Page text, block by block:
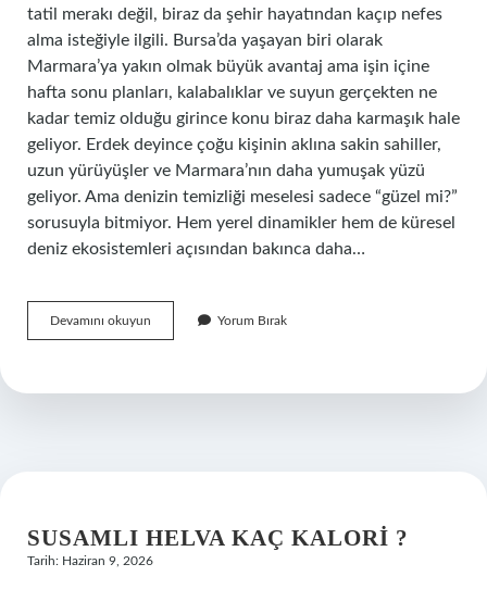
tatil merakı değil, biraz da şehir hayatından kaçıp nefes
alma isteğiyle ilgili. Bursa’da yaşayan biri olarak
Marmara’ya yakın olmak büyük avantaj ama işin içine
hafta sonu planları, kalabalıklar ve suyun gerçekten ne
kadar temiz olduğu girince konu biraz daha karmaşık hale
geliyor. Erdek deyince çoğu kişinin aklına sakin sahiller,
uzun yürüyüşler ve Marmara’nın daha yumuşak yüzü
geliyor. Ama denizin temizliği meselesi sadece “güzel mi?”
sorusuyla bitmiyor. Hem yerel dinamikler hem de küresel
deniz ekosistemleri açısından bakınca daha…
Devamını okuyun
denizi
?
Yorum Bırak
SUSAMLI HELVA KAÇ KALORI ?
Tarih: Haziran 9, 2026